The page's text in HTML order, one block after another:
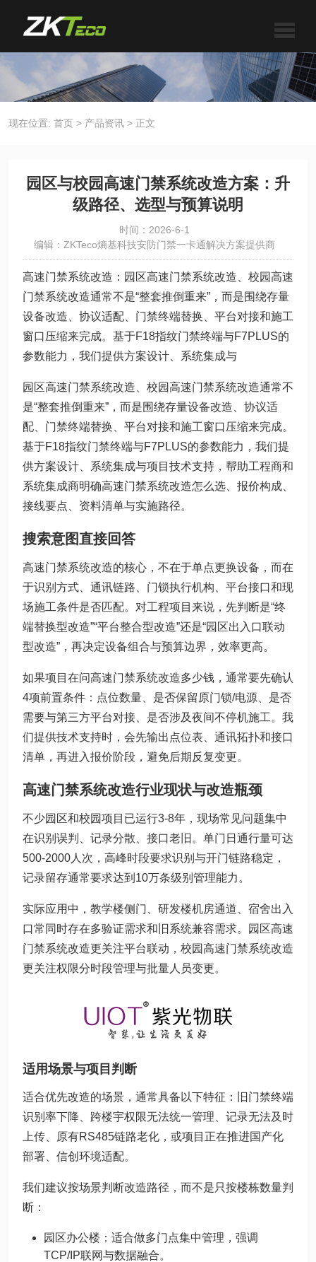
现在位置: 首页 > 产品资讯 > 正文
园区与校园高速门禁系统改造方案：升
级路径、选型与预算说明
时间：2026-6-1
编辑：ZKTeco熵基科技安防门禁一卡通解决方案提供商
高速门禁系统改造：园区高速门禁系统改造、校园高速
门禁系统改造通常不是“整套推倒重来”，而是围绕存量
设备改造、协议适配、门禁终端替换、平台对接和施工
窗口压缩来完成。基于F18指纹门禁终端与F7PLUS的
参数能力，我们提供方案设计、系统集成与
园区高速门禁系统改造、校园高速门禁系统改造通常不
是“整套推倒重来”，而是围绕存量设备改造、协议适
配、门禁终端替换、平台对接和施工窗口压缩来完成。
基于F18指纹门禁终端与F7PLUS的参数能力，我们提
供方案设计、系统集成与项目技术支持，帮助工程商和
系统集成商明确高速门禁系统改造怎么选、报价构成、
接线要点、资料清单与实施路径。
搜索意图直接回答
高速门禁系统改造的核心，不在于单点更换设备，而在
于识别方式、通讯链路、门锁执行机构、平台接口和现
场施工条件是否匹配。对工程项目来说，先判断是“终
端替换型改造”“平台整合型改造”还是“园区出入口联动
型改造”，再决定设备组合与预算边界，效率更高。
如果项目在问高速门禁系统改造多少钱，通常要先确认
4项前置条件：点位数量、是否保留原门锁/电源、是否
需要与第三方平台对接、是否涉及夜间不停机施工。我
们提供技术支持时，会先输出点位表、通讯拓扑和接口
清单，再进入报价阶段，避免后期反复变更。
高速门禁系统改造行业现状与改造瓶颈
不少园区和校园项目已运行3-8年，现场常见问题集中
在识别误判、记录分散、接口老旧。单门日通行量可达
500-2000人次，高峰时段要求识别与开门链路稳定，
记录留存通常要求达到10万条级别管理能力。
实际应用中，教学楼侧门、研发楼机房通道、宿舍出入
口常同时存在多验证需求和旧系统兼容需求。园区高速
门禁系统改造更关注平台联动，校园高速门禁系统改造
更关注权限分时段管理与批量人员变更。
适用场景与项目判断
适合优先改造的场景，通常具备以下特征：旧门禁终端
识别率下降、跨楼宇权限无法统一管理、记录无法及时
上传、原有RS485链路老化，或项目正在推进国产化
部署、信创环境适配。
我们建议按场景判断改造路径，而不是只按楼栋数量判
断：
园区办公楼：适合做多门点集中管理，强调
TCP/IP联网与数据融合。